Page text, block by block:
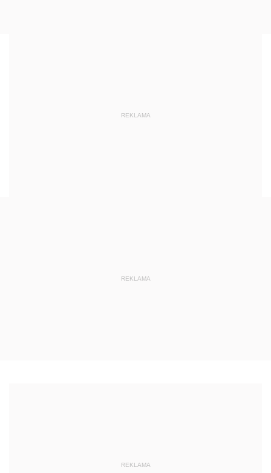
REKLAMA
REKLAMA
REKLAMA